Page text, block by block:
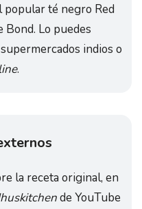
popular té negro Red
Bond. Lo puedes
indios o
.
la receta original, en
de YouTube